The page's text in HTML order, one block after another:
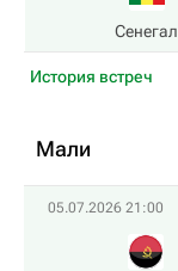
Сенегал
История встреч
Мали
05.07.2026 21:00